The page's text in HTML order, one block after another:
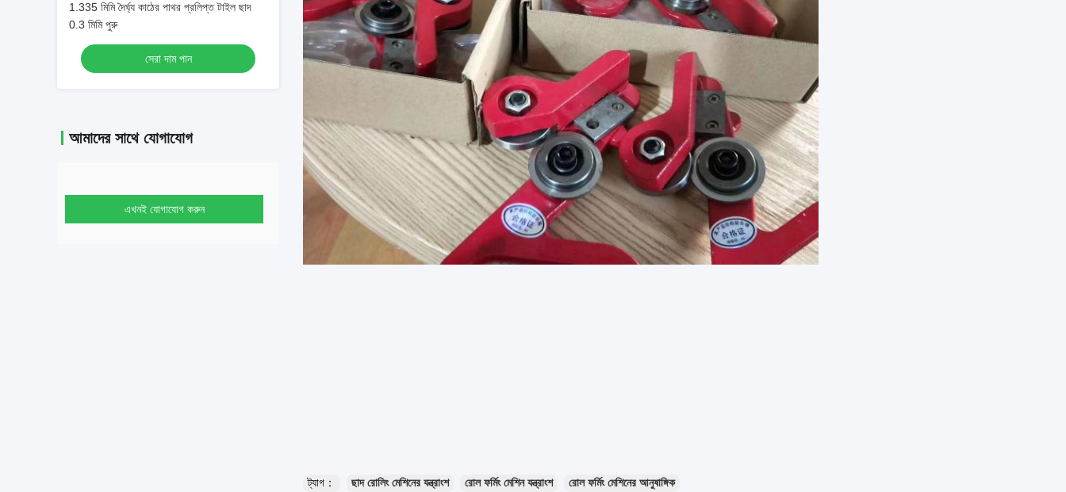
1.335 মিমি দৈর্ঘ্য কাঠের পাথর প্রলিপ্ত টাইল ছাদ
0.3 মিমি পুরু
সেরা দাম পান
আমাদের সাথে যোগাযোগ
এখনই যোগাযোগ করুন
ট্যাগ： ছাদ রোলিং মেশিনের যন্ত্রাংশ রোল ফর্মিং মেশিন যন্ত্রাংশ রোল ফর্মিং মেশিনের আনুষাঙ্গিক